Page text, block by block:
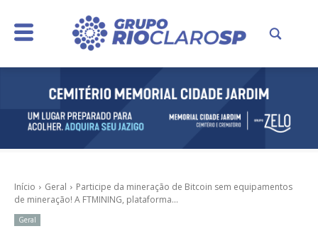
Início Geral
Participe da mineração de Bitcoin sem equipamentos
de mineração! A FTMINING, plataforma...
Geral